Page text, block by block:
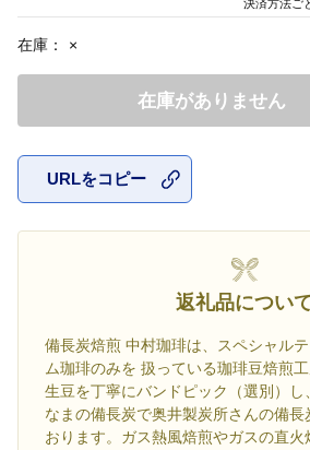
在庫： ×
在庫がありません
URLをコピー
返礼品につい
備長炭焙煎 中村珈琲は、スペシャル
ム珈琲のみを 扱っている珈琲豆焙煎工
生豆を丁寧にバンドピック（選別）し
なまの備長炭で奥井製炭所さんの備長
おります。ガス熱風焙煎やガスの直
決済方法ご